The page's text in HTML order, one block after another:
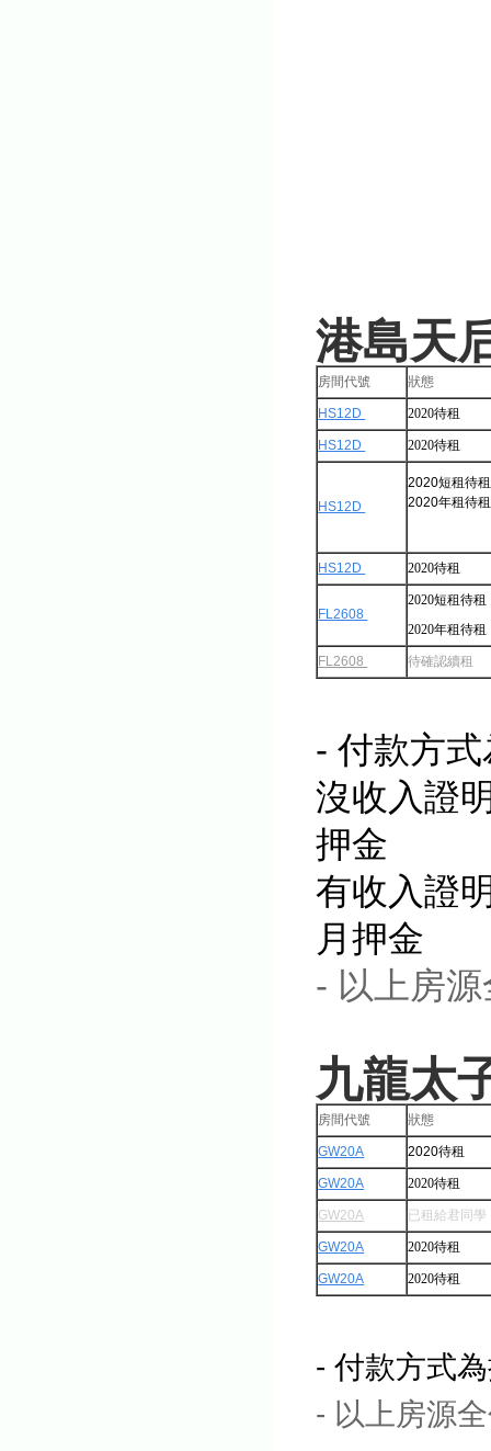
港島天
房間代號 狀態
HS12D 2020待租
HS12D 2020待租
HS12D
2020短租待租
2020年租待租
HS12D 2020待租
FL2608
2020短租待租
2020年租待租
FL2608 待確認續租
- 付款方
沒收入證
押金
有收入證
月押金
- 以上房
九龍太
房間代號 狀態
GW20A 2020待租
GW20A 2020待租
GW20A 已租給君同學
GW20A 2020待租
GW20A 2020待租
- 付款方式
- 以上房源